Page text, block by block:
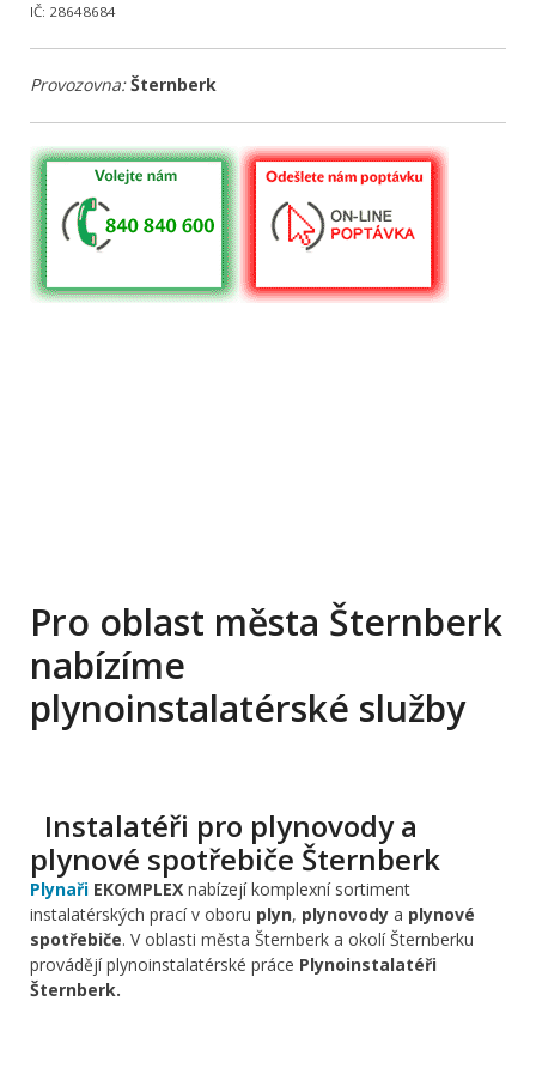
IČ: 28648684
Provozovna: Šternberk
Pro oblast města Šternberk
nabízíme
plynoinstalatérské služby
Instalatéři pro plynovody a
plynové spotřebiče Šternberk
Plynaři EKOMPLEX nabízejí komplexní sortiment
instalatérských prací v oboru plyn, plynovody a plynové
spotřebiče. V oblasti města Šternberk a okolí Šternberku
provádějí plynoinstalatérské práce Plynoinstalatéři
Šternberk.